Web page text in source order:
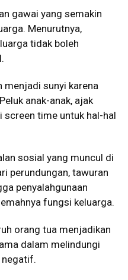
gawai yang semakin
Menurutnya,
tidak boleh
menjadi sunyi karena
anak-anak, ajak
screen time untuk hal-hal
sosial yang muncul di
perundungan, tawuran
penyalahgunaan
fungsi keluarga.
orang tua menjadikan
dalam melindungi
negatif.